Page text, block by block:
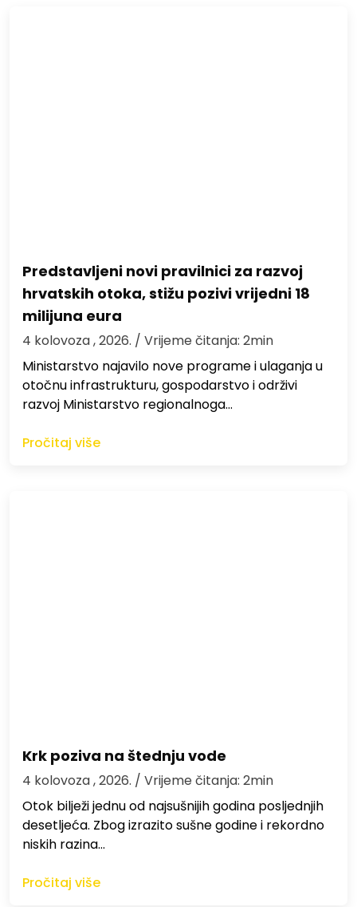
Predstavljeni novi pravilnici za razvoj
hrvatskih otoka, stižu pozivi vrijedni 18
milijuna eura
4 kolovoza , 2026. / Vrijeme čitanja: 2min
Ministarstvo najavilo nove programe i ulaganja u
otočnu infrastrukturu, gospodarstvo i održivi
razvoj Ministarstvo regionalnoga…
Pročitaj više
Krk poziva na štednju vode
4 kolovoza , 2026. / Vrijeme čitanja: 2min
Otok bilježi jednu od najsušnijih godina posljednjih
desetljeća. Zbog izrazito sušne godine i rekordno
niskih razina…
Pročitaj više